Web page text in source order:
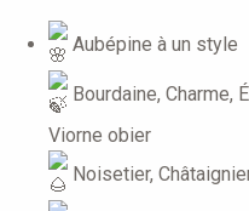
Aubépine à un style
Bourdaine, Charme,
Viorne obier
Noisetier,